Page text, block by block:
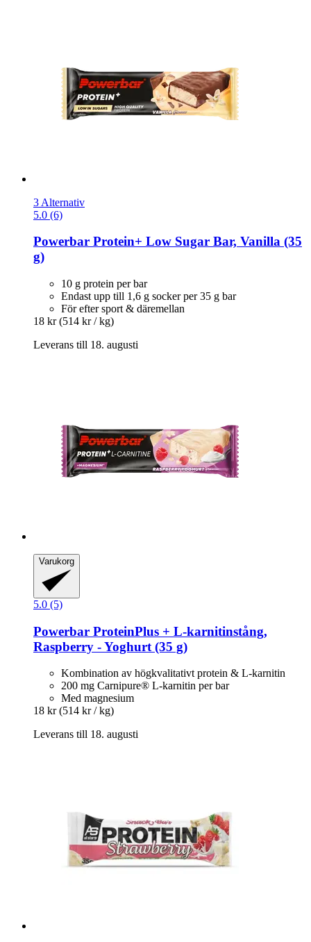
3 Alternativ
5.0 (6)
Powerbar Protein+ Low Sugar Bar, Vanilla (35
g)
10 g protein per bar
Endast upp till 1,6 g socker per 35 g bar
För efter sport & däremellan
18 kr (514 kr / kg)
Leverans till 18. augusti
Varukorg
5.0 (5)
Powerbar ProteinPlus + L-​karnitinstång,
Raspberry -​ Yoghurt (35 g)
Kombination av högkvalitativt protein & L-karnitin
200 mg Carnipure® L-karnitin per bar
Med magnesium
18 kr (514 kr / kg)
Leverans till 18. augusti